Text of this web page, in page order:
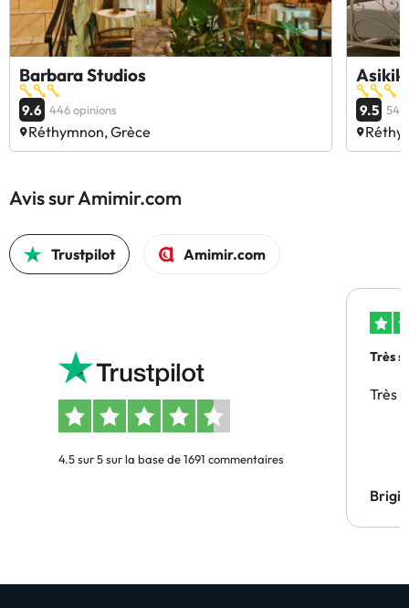
Barbara Studios
9.6 446 opinions
Réthymnon, Grèce
9.5 54
Avis sur Amimir.com
Trustpilot Amimir.com
4.5 sur 5 sur la base de 1691 commentaires
Très
Très